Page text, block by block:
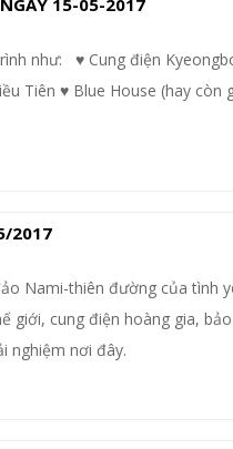
15-05-2017
như: ♥ Cung điện
Tiên ♥ Blue House (hay còn
2017
Nami-thiên đường của tình
giới, cung điện hoàng gia,
nghiệm nơi đây.